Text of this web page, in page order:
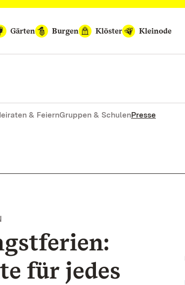
Gärten Burgen Klöster Kleinode
& FeiernGruppen & SchulenPresse
für jedes